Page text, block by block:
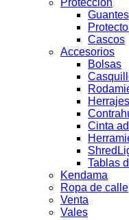
Protección
Guantes
Cascos
Accesorios
Bolsas
Cinta
Tablas
Kendama
Ropa de calle
Venta
Vales